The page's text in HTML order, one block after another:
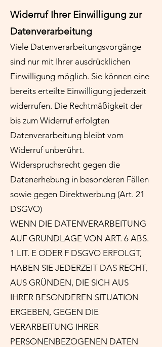
Widerruf Ihrer Einwilligung zur
Datenverarbeitung
Viele Datenverarbeitungsvorgänge
sind nur mit Ihrer ausdrücklichen
Einwilligung möglich. Sie können eine
bereits erteilte Einwilligung jederzeit
widerrufen. Die Rechtmäßigkeit der
bis zum Widerruf erfolgten
Datenverarbeitung bleibt vom
Widerruf unberührt.
Widerspruchsrecht gegen die
Datenerhebung in besonderen Fällen
sowie gegen Direktwerbung (Art. 21
DSGVO)
WENN DIE DATENVERARBEITUNG
AUF GRUNDLAGE VON ART. 6 ABS.
1 LIT. E ODER F DSGVO ERFOLGT,
HABEN SIE JEDERZEIT DAS RECHT,
AUS GRÜNDEN, DIE SICH AUS
IHRER BESONDEREN SITUATION
ERGEBEN, GEGEN DIE
VERARBEITUNG IHRER
PERSONENBEZOGENEN DATEN